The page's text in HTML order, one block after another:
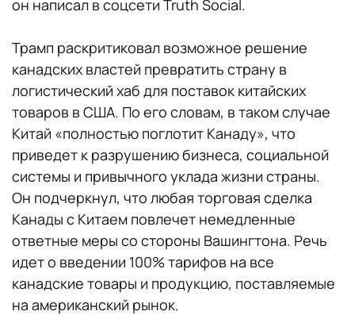
он написал в соцсети Truth Social.
Трамп раскритиковал возможное решение
канадских властей превратить страну в
логистический хаб для поставок китайских
товаров в США. По его словам, в таком случае
Китай «полностью поглотит Канаду», что
приведет к разрушению бизнеса, социальной
системы и привычного уклада жизни страны.
Он подчеркнул, что любая торговая сделка
Канады с Китаем повлечет немедленные
ответные меры со стороны Вашингтона. Речь
идет о введении 100% тарифов на все
канадские товары и продукцию, поставляемые
на американский рынок.